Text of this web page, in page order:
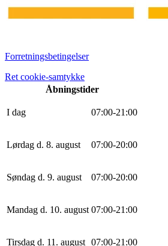
Forretningsbetingelser
Ret cookie-samtykke
Åbningstider
I dag 07:00-21 :00
Lørdag d. 8. august 07:00-20:00
Søndag d. 9. august 07:00-20:00
Mandag d. 10. august 07:00-21 :00
Tirsdag d. 11. august 07:00-21 :00